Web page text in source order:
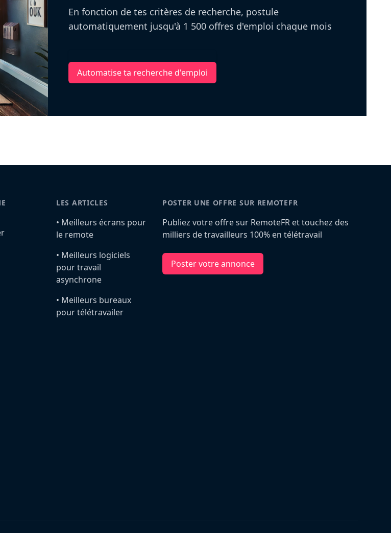
En fonction de tes critères de recherche, postule
automatiquement jusqu'à 1 500 offres d'emploi chaque mois
Automatise ta recherche d'emploi
LES ARTICLES
•️ Meilleurs écrans pour
le remote
•️ Meilleurs logiciels
pour travail
asynchrone
•️ Meilleurs bureaux
pour télétravailer
POSTER UNE OFFRE SUR REMOTEFR
Publiez votre offre sur RemoteFR et touchez des
milliers de travailleurs 100% en télétravail
Poster votre annonce